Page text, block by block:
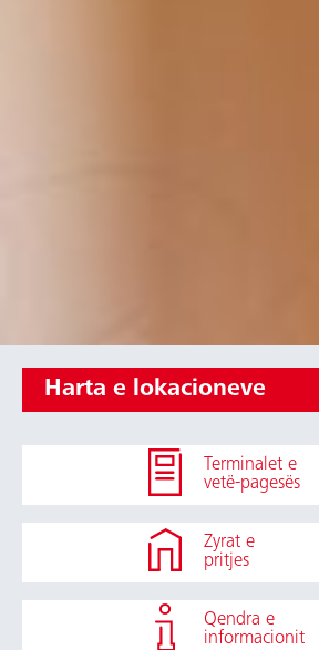
Harta e lokacioneve
Terminalet e
vetë-pagesës
Zyrat e
pritjes
Qendra e
informacionit